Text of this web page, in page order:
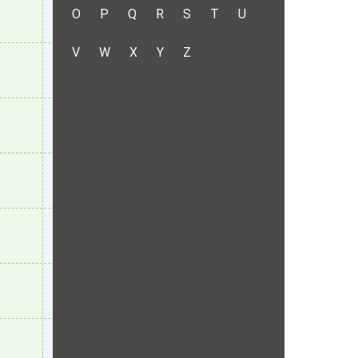
O P Q R S T U
V W X Y Z